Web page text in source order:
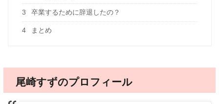
3 卒業するために辞退したの？
4 まとめ
尾崎すずのプロフィール